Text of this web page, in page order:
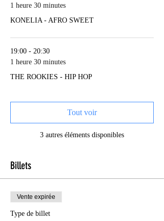
1 heure 30 minutes
KONELIA - AFRO SWEET
19:00 - 20:30
1 heure 30 minutes
THE ROOKIES - HIP HOP
3 autres éléments disponibles
Tout voir
Billets
Vente expirée
Type de billet